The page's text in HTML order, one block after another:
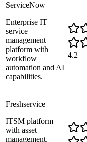
ServiceNow
Enterprise IT
service
management
platform with
workflow
automation and AI
capabilities.
4.2
Freshservice
ITSM platform
with asset
management,